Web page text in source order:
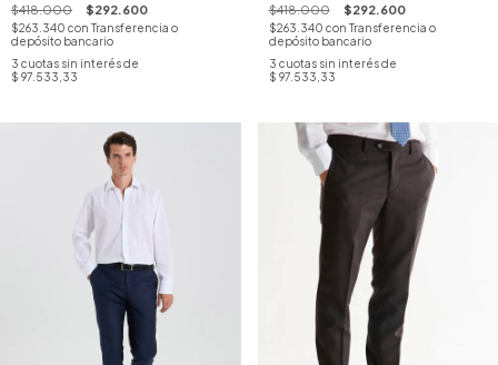
$418.000 $292.600
$263.340 con Transferencia o
depósito bancario
3 cuotas sin interés de
$ 97.533,33
$418.000 $292.600
$263.340 con Transferencia o
depósito bancario
3 cuotas sin interés de
$ 97.533,33